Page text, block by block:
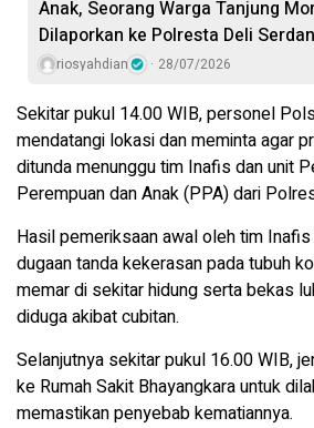
Anak, Seorang Warga Tanjung
Dilaporkan ke Polresta Deli
riosyahdian 28/07/2026
Sekitar pukul 14.00 WIB, personel
mendatangi lokasi dan meminta agar
ditunda menunggu tim Inafis dan unit
Perempuan dan Anak (PPA) dari
Hasil pemeriksaan awal oleh tim
dugaan tanda kekerasan pada tubuh
memar di sekitar hidung serta bekas
diduga akibat cubitan.
Selanjutnya sekitar pukul 16.00 WIB,
ke Rumah Sakit Bhayangkara untuk
memastikan penyebab kematiannya.